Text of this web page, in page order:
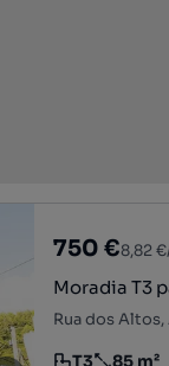
750 €8,82
Moradia T3
Rua dos Altos,
T3 85 m²